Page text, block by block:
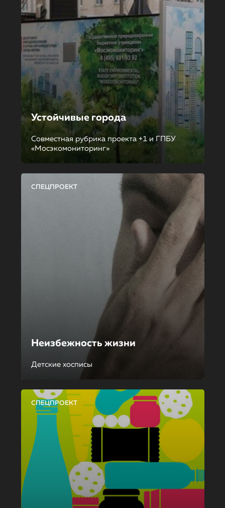
Устойчивые города
Совместная рубрика проекта +1 и ГПБУ
«Мосэкомониторинг»
СПЕЦПРОЕКТ
Неизбежность жизни
Детские хосписы
СПЕЦПРОЕКТ